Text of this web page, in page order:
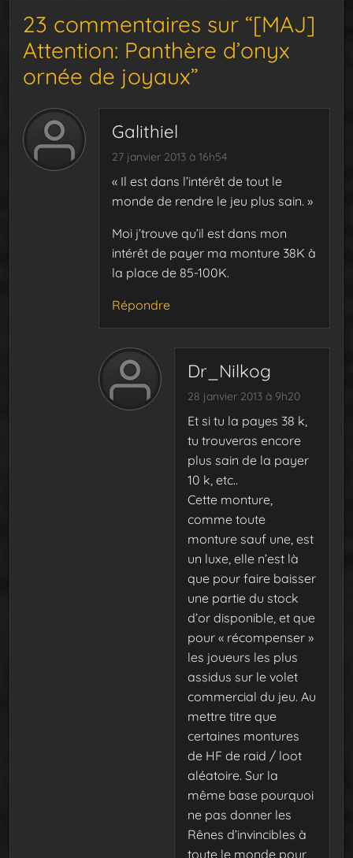
23 commentaires sur “[MAJ]
Attention: Panthère d’onyx
ornée de joyaux”
Galithiel
27 janvier 2013 à 16h54
« Il est dans l’intérêt de tout le
monde de rendre le jeu plus sain. »
Moi j’trouve qu’il est dans mon
intérêt de payer ma monture 38K à
la place de 85-100K.
Répondre
Dr_Nilkog
28 janvier 2013 à 9h20
Et si tu la payes 38 k,
tu trouveras encore
plus sain de la payer
10 k, etc..
Cette monture,
comme toute
monture sauf une, est
un luxe, elle n’est là
que pour faire baisser
une partie du stock
d’or disponible, et que
pour « récompenser »
les joueurs les plus
assidus sur le volet
commercial du jeu. Au
mettre titre que
certaines montures
de HF de raid / loot
aléatoire. Sur la
même base pourquoi
ne pas donner les
Rênes d’invincibles à
toute le monde pour